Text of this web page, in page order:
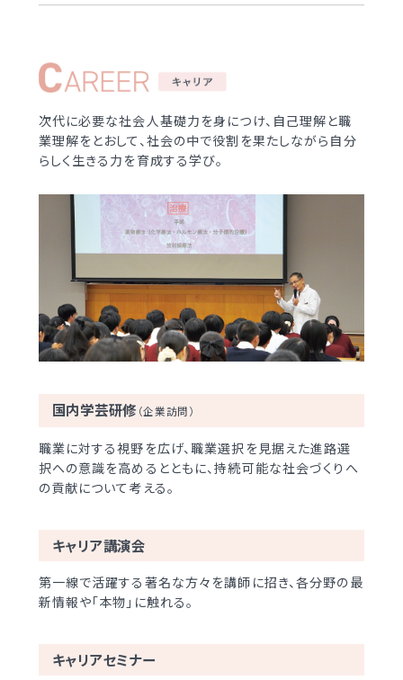
次代に必要な社会人基礎力を身につけ、自己理解と職
業理解をとおして、社会の中で役割を果たしながら自分
らしく生きる力を育成する学び。
国内学芸研修 （企業訪問）
職業に対する視野を広げ、職業選択を見据えた進路選
択への意識を高めるとともに、持続可能な社会づくりへ
の貢献について考える。
キャリア講演会
第一線で活躍する著名な方々を講師に招き、各分野の最
新情報や「本物」に触れる。
キャリアセミナー